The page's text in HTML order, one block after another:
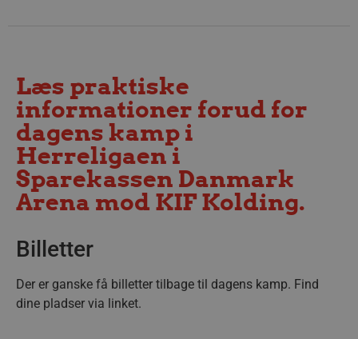
Læs praktiske
informationer forud for
dagens kamp i
Herreligaen i
Sparekassen Danmark
Arena mod KIF Kolding.
Billetter
Der er ganske få billetter tilbage til dagens kamp. Find
dine pladser via linket.